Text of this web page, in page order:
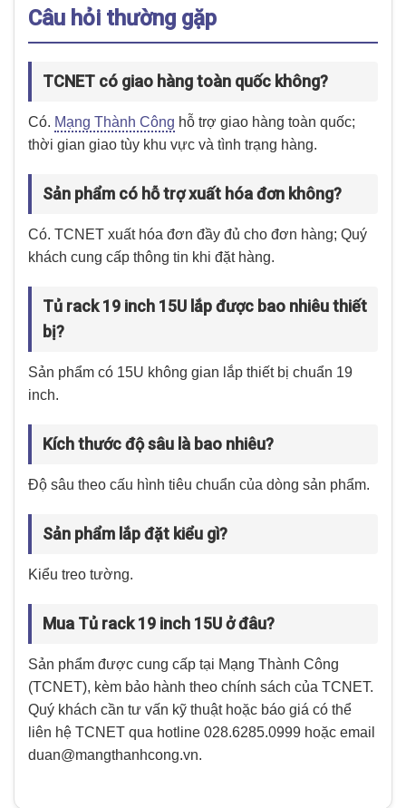
Câu hỏi thường gặp
TCNET có giao hàng toàn quốc không?
Có. Mạng Thành Công hỗ trợ giao hàng toàn quốc;
thời gian giao tùy khu vực và tình trạng hàng.
Sản phẩm có hỗ trợ xuất hóa đơn không?
Có. TCNET xuất hóa đơn đầy đủ cho đơn hàng; Quý
khách cung cấp thông tin khi đặt hàng.
Tủ rack 19 inch 15U lắp được bao nhiêu thiết
bị?
Sản phẩm có 15U không gian lắp thiết bị chuẩn 19
inch.
Kích thước độ sâu là bao nhiêu?
Độ sâu theo cấu hình tiêu chuẩn của dòng sản phẩm.
Sản phẩm lắp đặt kiểu gì?
Kiểu treo tường.
Mua Tủ rack 19 inch 15U ở đâu?
Sản phẩm được cung cấp tại Mạng Thành Công
(TCNET), kèm bảo hành theo chính sách của TCNET.
Quý khách cần tư vấn kỹ thuật hoặc báo giá có thể
liên hệ TCNET qua hotline 028.6285.0999 hoặc email
duan@mangthanhcong.vn.